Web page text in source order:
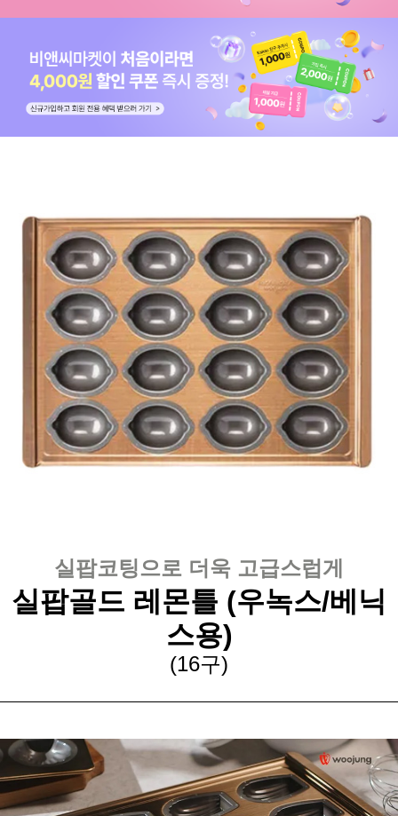
실팝코팅으로 더욱 고급스럽게
실팝골드 레몬틀 (우녹스/베닉
스용)
(16구)